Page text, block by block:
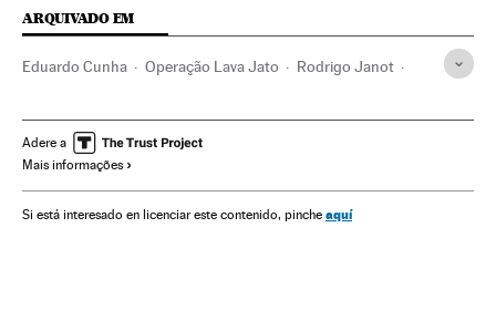
ARQUIVADO EM
Eduardo Cunha Operação Lava Jato Rodrigo Janot
Financiamento ilegal Corrupção política
Lavagem dinheiro
Escândalos políticos Corrupção
Adere a
Mais informações
Si está interesado en licenciar este contenido, pinche aquí